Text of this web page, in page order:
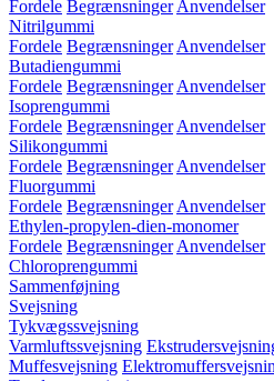
Fordele Begrænsninger Anvendelser
Nitrilgummi
Fordele Begrænsninger Anvendelser
Butadiengummi
Fordele Begrænsninger Anvendelser
Isoprengummi
Fordele Begrænsninger Anvendelser
Silikongummi
Fordele Begrænsninger Anvendelser
Fluorgummi
Fordele Begrænsninger Anvendelser
Ethylen-propylen-dien-monomer
Fordele Begrænsninger Anvendelser
Chloroprengummi
Sammenføjning
Svejsning
Tykvægssvejsning
Varmluftssvejsning
Muffesvejsning